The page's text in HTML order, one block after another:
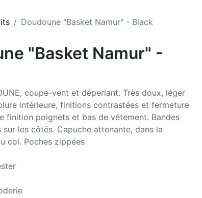
Doudoune "Basket Namur" - Black
"Basket Namur" -
coupe-vent et déperlant. Très doux, léger
intérieure, finitions contrastées et fermeture
finition poignets et bas de vêtement. Bandes
sur les côtés. Capuche attenante, dans la
col. Poches zippées